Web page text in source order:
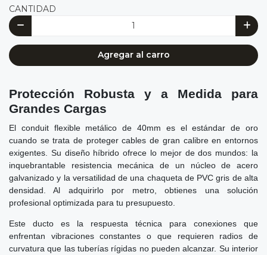
CANTIDAD
Agregar al carro
Protección Robusta y a Medida para
Grandes Cargas
El conduit flexible metálico de 40mm es el estándar de oro
cuando se trata de proteger cables de gran calibre en entornos
exigentes. Su diseño híbrido ofrece lo mejor de dos mundos: la
inquebrantable resistencia mecánica de un núcleo de acero
galvanizado y la versatilidad de una chaqueta de PVC gris de alta
densidad. Al adquirirlo por metro, obtienes una solución
profesional optimizada para tu presupuesto.
Este ducto es la respuesta técnica para conexiones que
enfrentan vibraciones constantes o que requieren radios de
curvatura que las tuberías rígidas no pueden alcanzar. Su interior